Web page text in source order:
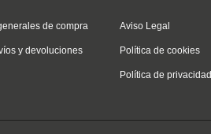
de compra
y devoluciones
Aviso Legal
Política de cookies
Política de privacidad